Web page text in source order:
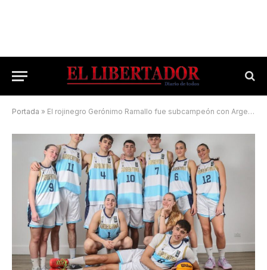
Portada » El rojinegro Gerónimo Ramallo fue subcampeón con Argentina en la Nations League